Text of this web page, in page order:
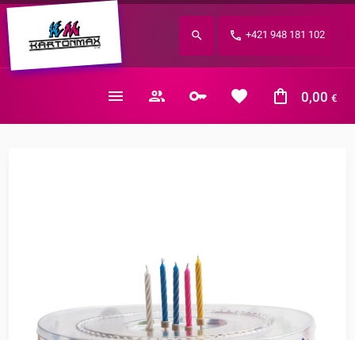
+421 948 181 102
0,00 €
Zabudnuté heslo?
E-mail